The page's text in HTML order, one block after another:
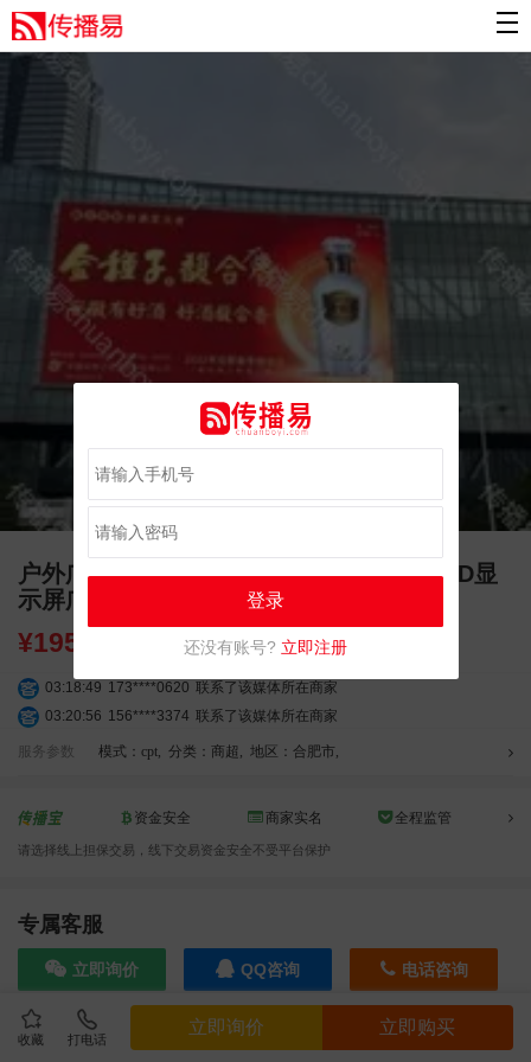
收藏 打电话
立即询价 立即购买
户外广告 安徽合肥政务区安徽广电中心LED显
示屏广告投放
¥19500.00
03:18:49 173****0620 联系了该媒体所在商家
03:20:56 156****3374 联系了该媒体所在商家
03:42:33
158****0746
联系了该媒体所在商家
04:12:36
181****8167
联系了该媒体所在商家
04:16:44 181****0078 联系了该媒体所在商家
03:40:56
10:08:47
02:32:27 176****3456
联系了该媒体所在商家
11:44:28
联系了该媒体所在商家
191****0991 联系了该媒体所在商家
服务参数 模式：cpt, 分类：商超 , 地区：合肥市,
资金安全 商家实名 全程监管
请选择线上担保交易，线下交易资金安全不受平台保护
专属客服
立即询价 QQ咨询 电话咨询
效果截图
登录
还没有账号? 立即注册